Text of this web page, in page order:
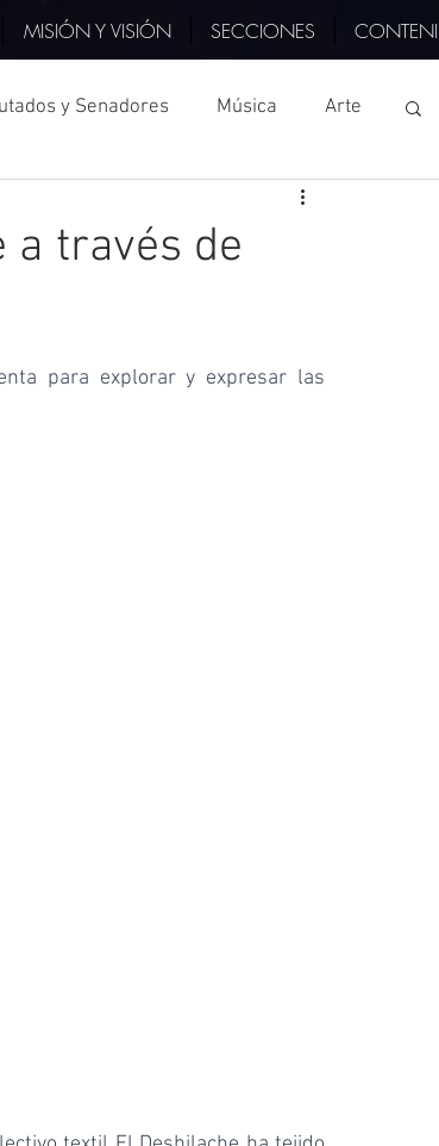
MISIÓN Y VISIÓN SECCIONES
y Senadores Música Arte
Monterrey
a través de
para explorar y expresar las